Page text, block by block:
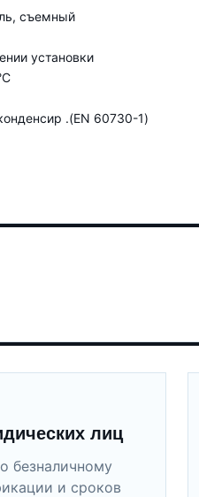
съемный
установки
.(EN 60730-1)
лиц
безналичному
и сроков